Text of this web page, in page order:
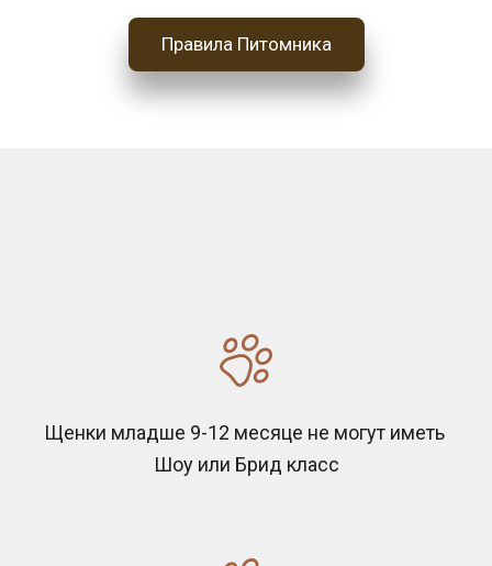
Правила Питомника
Щенки младше 9-12 месяце не могут иметь
Шоу или Брид класс